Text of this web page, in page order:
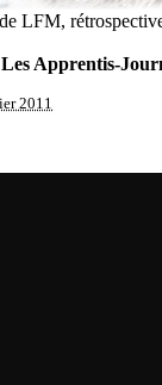
LFM,
Les Apprentis-
2011